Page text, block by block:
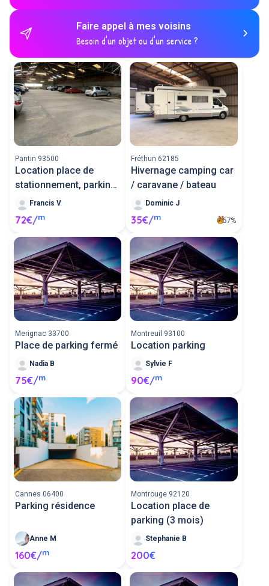
Faire appel à mes voisins
Besoin d'un objet ou d'un service ?
Pantin 93500
Location place de
stationnement, parking
privéFrancis V
72€/m
Fréthun 62185
Hivernage camping car
/ caravane / bateau
Dominic J
35€/m 67%
Merignac 33700
Place de parking fermé
Nadia B
75€/m
Montreuil 93100
Location parking
Sylvie F
90€/m
Cannes 06400
Parking résidence
Anne M
160€/m
Montrouge 92120
Location place de
parking (3 mois)
Stephanie B
200€